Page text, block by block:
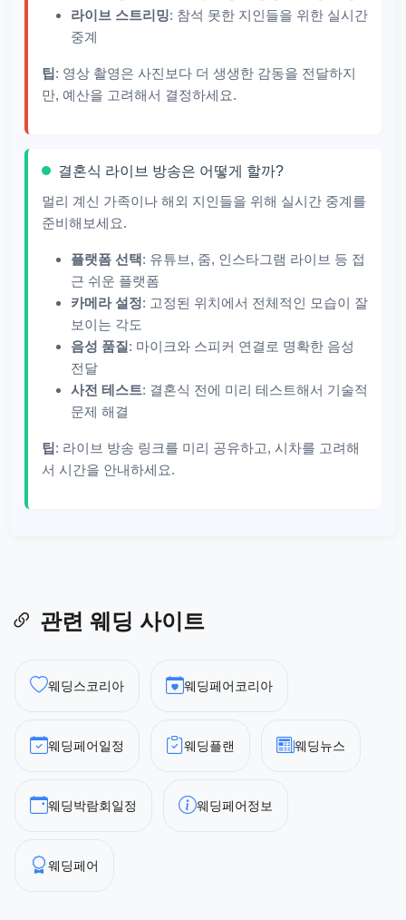
라이브 스트리밍: 참석 못한 지인들을 위한 실시간
중계
팁 : 영상 촬영은 사진보다 더 생생한 감동을 전달하지
만, 예산을 고려해서 결정하세요.
결혼식 라이브 방송은 어떻게 할까?
멀리 계신 가족이나 해외 지인들을 위해 실시간 중계를
준비해보세요.
플랫폼 선택 : 유튜브, 줌, 인스타그램 라이브 등 접
근 쉬운 플랫폼
카메라 설정: 고정된 위치에서 전체적인 모습이 잘
보이는 각도
음성 품질 : 마이크와 스피커 연결로 명확한 음성
전달
사전 테스트: 결혼식 전에 미리 테스트해서 기술적
문제 해결
팁 : 라이브 방송 링크를 미리 공유하고, 시차를 고려해
서 시간을 안내하세요.
관련 웨딩 사이트
웨딩스코리아 웨딩페어코리아
웨딩페어일정 웨딩플랜 웨딩뉴스
웨딩박람회일정 웨딩페어정보
웨딩페어